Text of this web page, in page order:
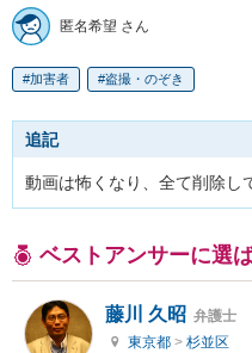
匿名希望 さん
加害者 盗撮・のぞき
追記
動画は怖くなり、全て削除し
ベストアンサーに選
藤川 久昭 弁護士
東京都 > 杉並区